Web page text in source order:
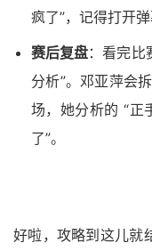
疯了”，记得打开弹
赛后复盘：看完比
分析”。邓亚萍会
场，她分析的 “正
了”。
好啦，攻略到这儿就